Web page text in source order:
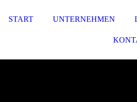
START UNTERNEHMEN